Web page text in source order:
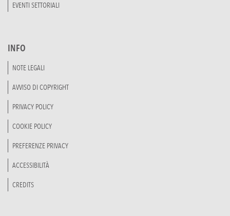
EVENTI SETTORIALI
INFO
NOTE LEGALI
AVVISO DI COPYRIGHT
PRIVACY POLICY
COOKIE POLICY
PREFERENZE PRIVACY
ACCESSIBILITÀ
CREDITS